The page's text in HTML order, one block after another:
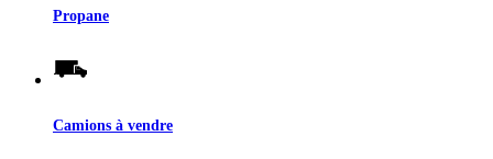
Propane
Camions à vendre